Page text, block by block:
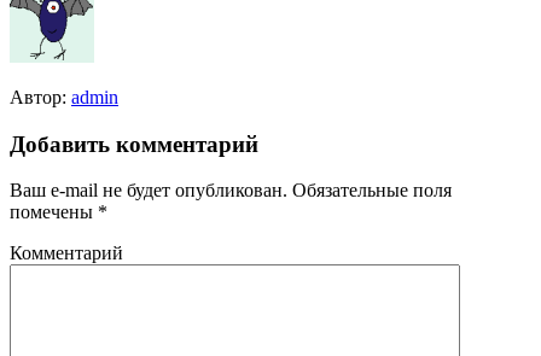
Автор: admin
Добавить комментарий
Ваш e-mail не будет опубликован. Обязательные поля
помечены *
Комментарий